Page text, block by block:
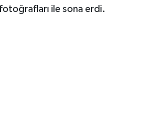
ile sona erdi.